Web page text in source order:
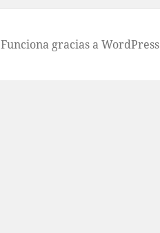
Funciona gracias a WordPress